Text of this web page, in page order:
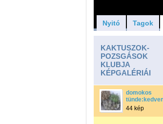
Nyitó Tagok
KAKTUSZOK-
POZSGÁSOK
KLUBJA
KÉPGALÉRIÁI
domokos
44 kép